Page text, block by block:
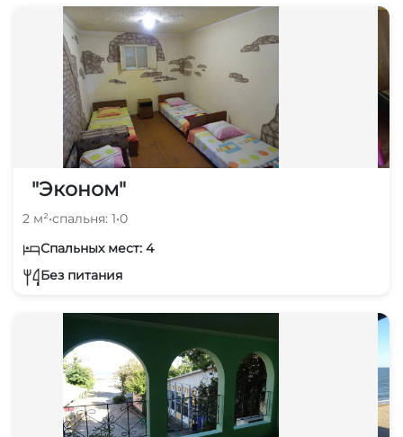
"Эконом"
2 м²•спальня: 1•0
Спальных мест: 4
Без питания